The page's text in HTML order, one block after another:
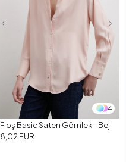
4
Floş Basic Saten Gömlek - Bej
8,02 EUR